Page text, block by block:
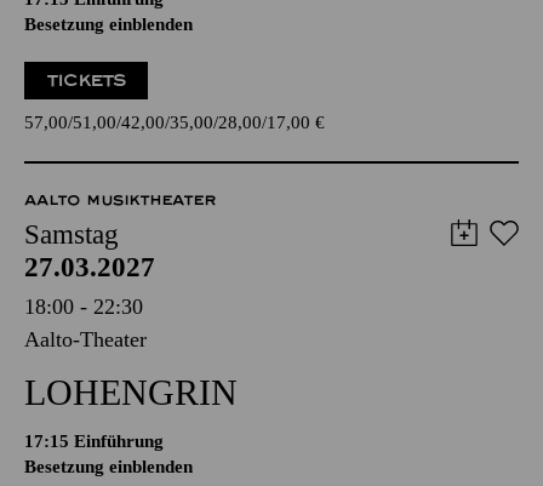
Besetzung einblenden
TICKETS
57,00 51,00 42,00 35,00 28,00 17,00 €
AALTO MUSIKTHEATER
Samstag
27.03.2027
18:00 - 22:30
Aalto-Theater
LOHENGRIN
17:15 Einführung
Besetzung einblenden